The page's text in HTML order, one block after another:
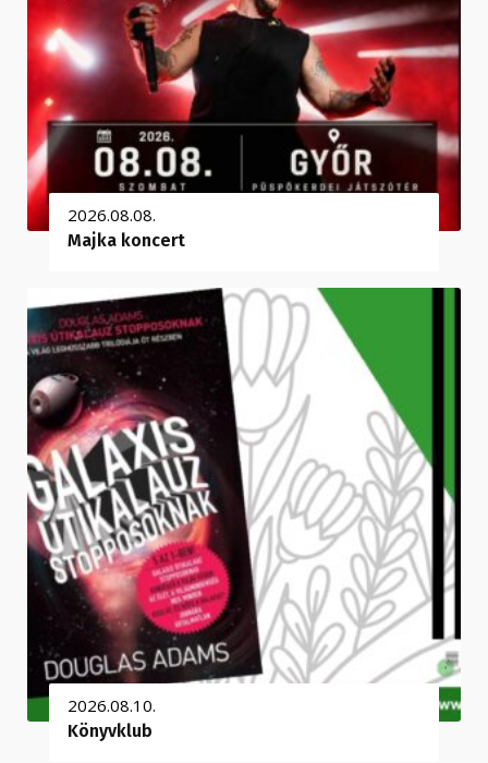
2026.08.08.
Majka koncert
2026.08.10.
Könyvklub